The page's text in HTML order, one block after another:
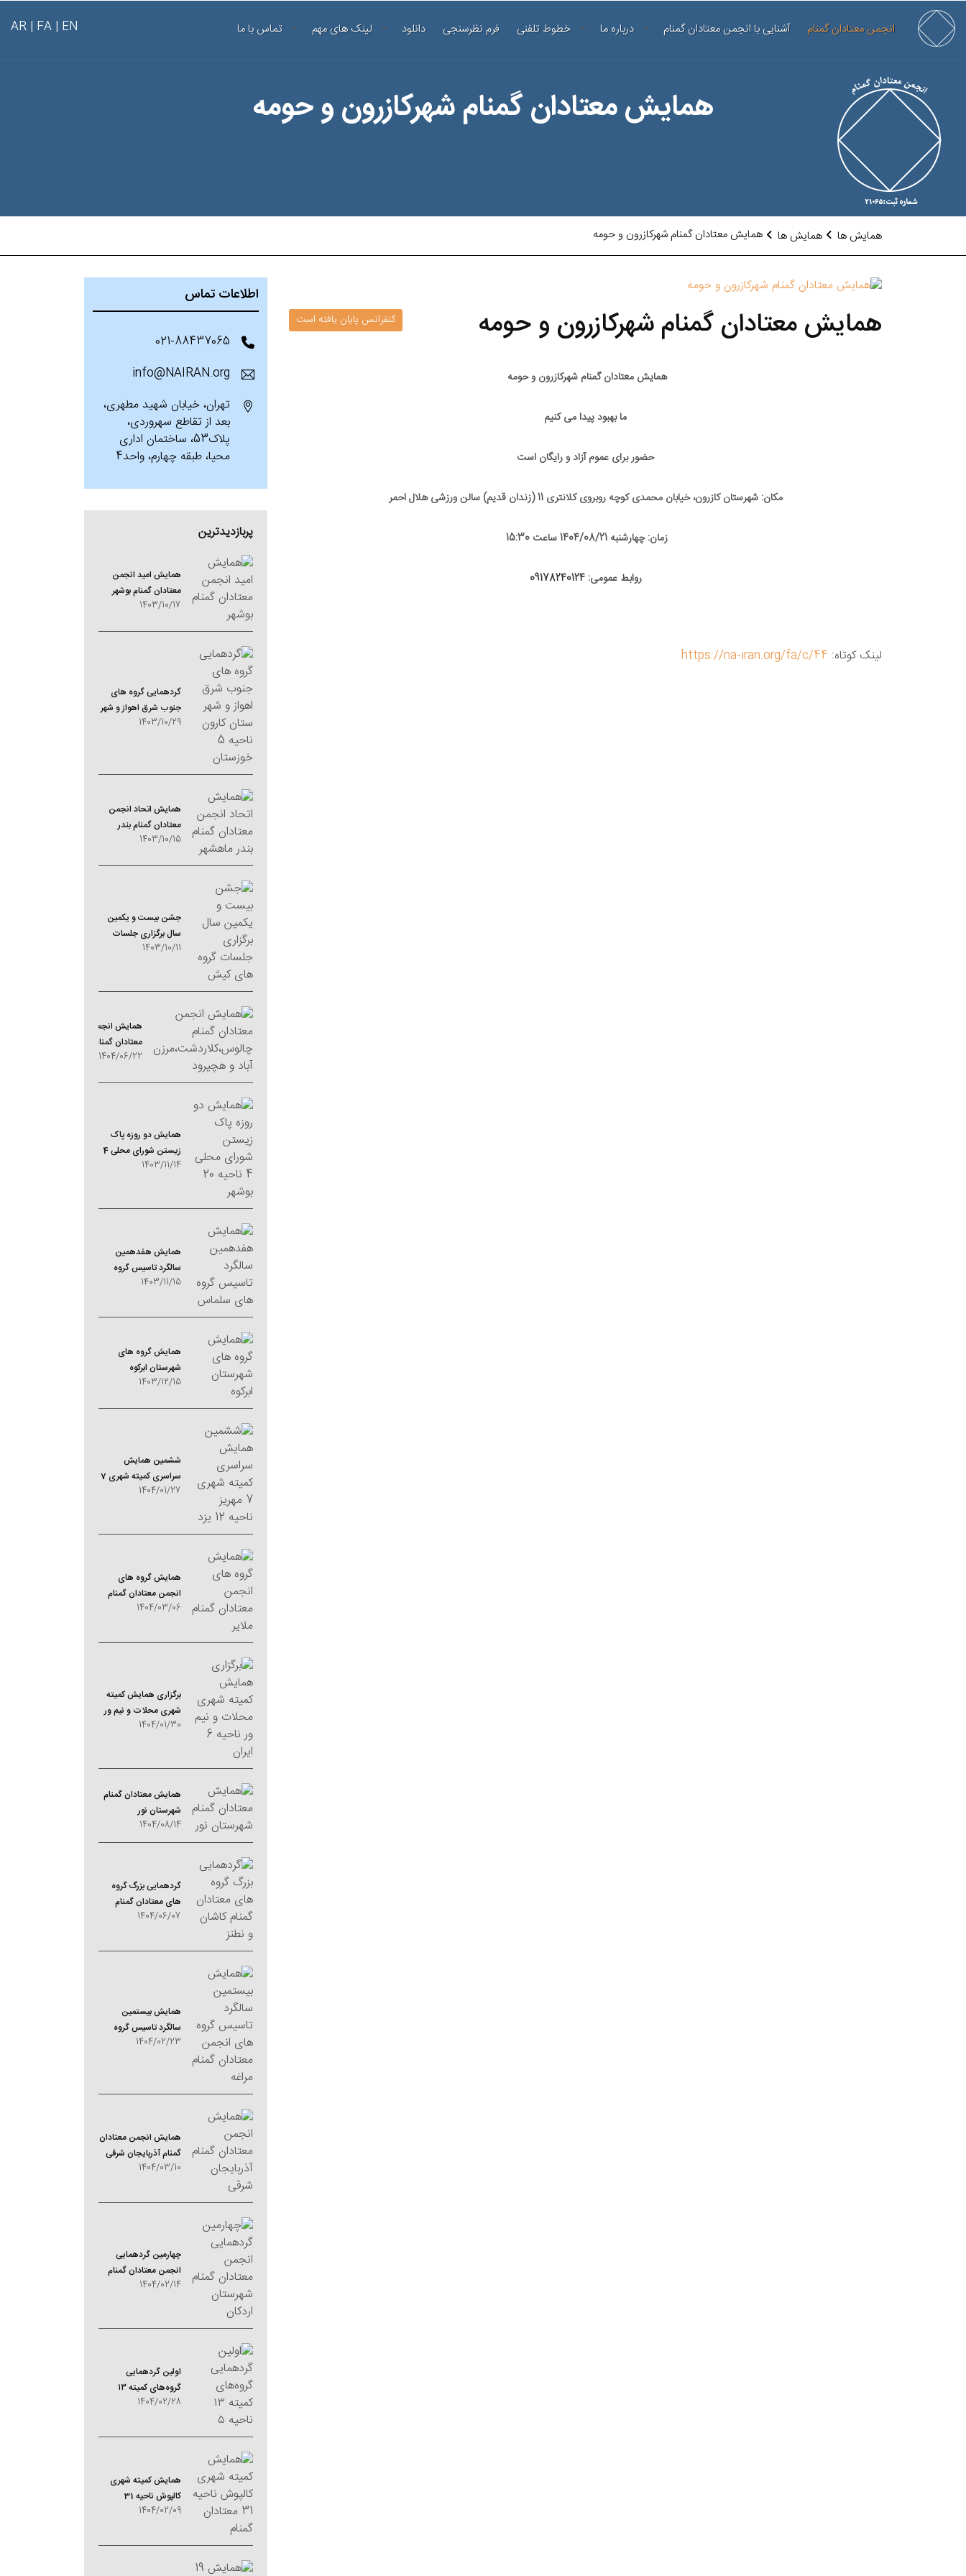
EN |
FA |
AR انجمن معتادان گمنام آشنایی با انجمن معتادان گمنام درباره ما خطوط تلفنی فرم نظرسنجی دانلود لینک های مهم تماس با ما
همایش معتادان گمنام شهرکازرون و حومه
همایش ها همایش ها همایش معتادان گمنام شهرکازرون و حومه
همایش معتادان گمنام شهرکازرون و حومه کنفرانس پایان یافته است
همایش معتادان گمنام شهرکازرون و حومه
ما بهبود پیدا می کنیم
حضور برای عموم آزاد و رایگان است
مکان: شهرستان کازرون، خیابان محمدی کوچه روبروی کلانتری 11 (زندان قدیم) سالن ورزشی هلال احمر
زمان: چهارشنبه 1404/08/21 ساعت 15:30
روابط عمومی:09178240124
لینک کوتاه: https://na-iran.org/fa/c/44
اطلاعات تماس
021-88437065
info@NAIRAN.org
تهران، خیابان شهید مطهری،
بعد از تقاطع سهروردی،
پلاک53، ساختمان اداری
محیا، طبقه چهارم، واحد4
پربازدیدترین
همایش امید انجمن
معتادان گمنام بوشهر
1403/10/17
گردهمایی گروه های
جنوب شرق اهواز و شهر
1403/10/29
همایش اتحاد انجمن
معتادان گمنام بندر
ماهشهر
1403/10/15
جشن بیست و یکمین
سال برگزاری جلسات
گروه های کیش
1403/10/11
همایش انجمن
معتادان گمنام
چالوس،کلاردشت،مرزن
1404/06/22
همایش دو روزه پاک
زیستن شورای محلی 4
ناحیه 20 بوشهر
1403/11/14
همایش هفدهمین
سالگرد تاسیس گروه
های سلماس
1403/11/15
همایش گروه های
شهرستان ابرکوه
1403/12/15
ششمین همایش
سراسری کمیته شهری 7
مهریز ناحیه 12 یزد
1404/01/27
همایش گروه های
انجمن معتادان گمنام
ملایر
1404/03/06
برگزاری همایش کمیته
شهری محلات و نیم ور
ناحیه 6 ایران
1404/01/30
همایش معتادان گمنام
شهرستان نور
1404/08/14
گردهمایی بزرگ گروه
های معتادان گمنام
کاشان و نطنز
1404/06/07
همایش بیستمین
سالگرد تاسیس گروه
های انجمن معتادان
1404/02/23
همایش انجمن معتادان
گمنام آذربایجان شرقی
1404/03/10
چهارمین گردهمایی
انجمن معتادان گمنام
شهرستان اردکان
1404/02/14
اولین گردهمایی
گروه‌های کمیته ۱۳
ناحیه ۵
1404/02/28
همایش کمیته شهری
کالپوش ناحیه 31
معتادان گمنام
1404/02/09